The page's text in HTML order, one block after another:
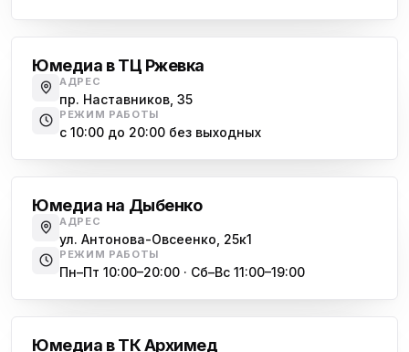
ю
Юмедиа в ТК Юго-Запад
пр. Маршала Жукова, 35-1
Юмедиа на Космонавтов
ю ул. Белы Куна, 24к1
ю
Юмедиа в Купчино
ул. Будапештская, 87-3
Юмедиа Сервис в Колпино
Юмедиа в ТЦ Ржевка
АДРЕС
пр. Наставников, 35
РЕЖИМ РАБОТЫ
с 10:00 до 20:00 без выходных
Юмедиа на Дыбенко
АДРЕС
ул. Антонова-Овсеенко, 25к1
РЕЖИМ РАБОТЫ
Пн–Пт 10:00–20:00 · Сб–Вс 11:00–19:00
Юмедиа в ТК Архимед